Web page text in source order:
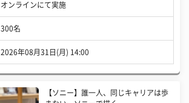
オンラインにて実施
300名
2026年08月31日(月) 14:00
【ソニー】誰一人、同じキャリアは歩